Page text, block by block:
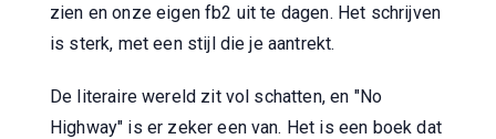
zien en onze eigen fb2 uit te dagen. Het schrijven
is sterk, met een stijl die je aantrekt.
De literaire wereld zit vol schatten, en "No
Highway" is er zeker een van. Het is een boek dat